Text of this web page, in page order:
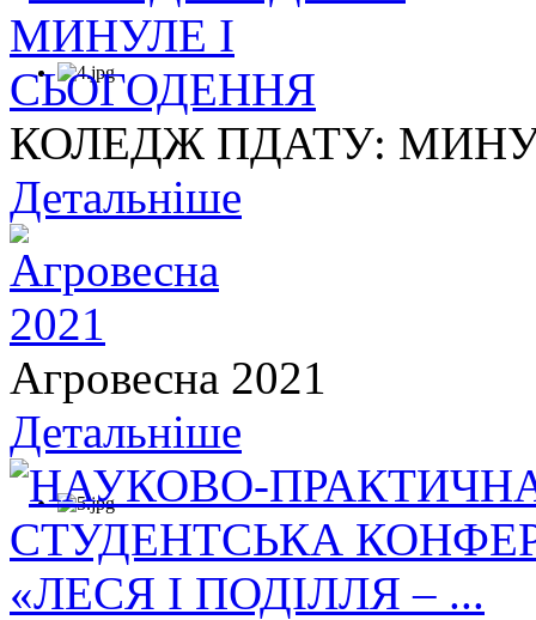
КОЛЕДЖ ПДАТУ:
Детальніше
Агровесна 2021
Детальніше